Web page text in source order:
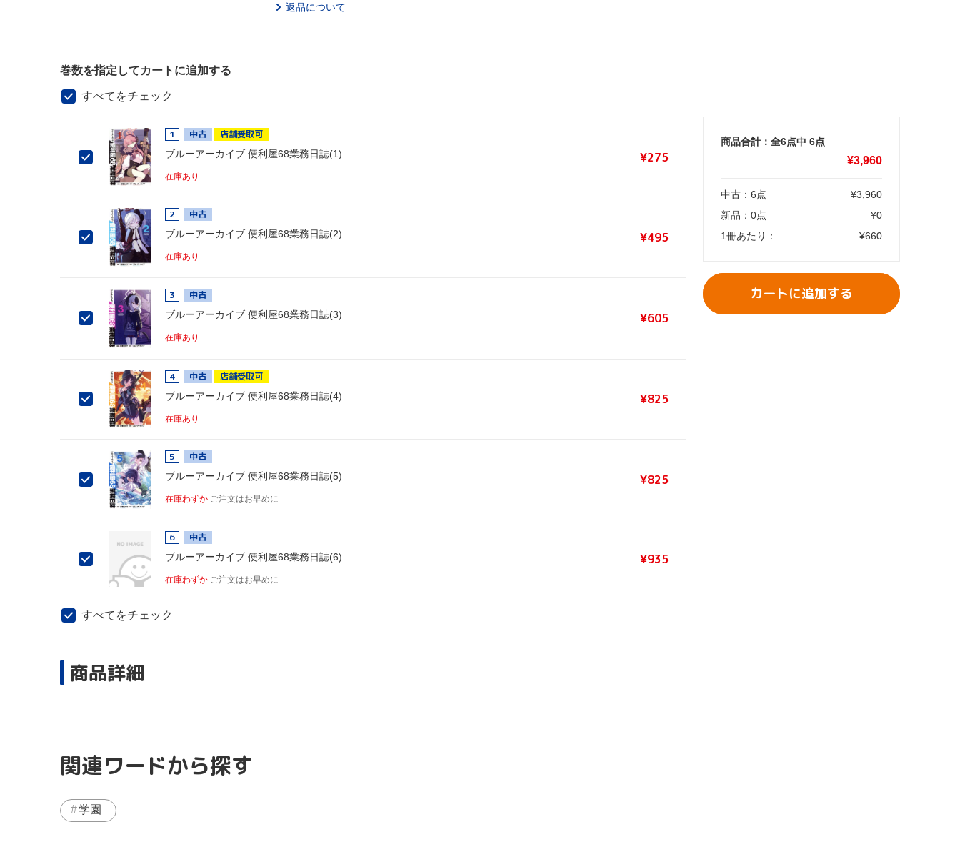
返品について
巻数を指定してカートに追加する
すべてをチェック
1 中古 店舗受取可
ブルーアーカイブ 便利屋68業務日誌(1)
在庫あり
¥275
2 中古
ブルーアーカイブ 便利屋68業務日誌(2)
在庫あり
¥495
3 中古
ブルーアーカイブ 便利屋68業務日誌(3)
在庫あり
¥605
4 中古 店舗受取可
ブルーアーカイブ 便利屋68業務日誌(4)
在庫あり
¥825
5 中古
ブルーアーカイブ 便利屋68業務日誌(5)
在庫わずか ご注文はお早めに
¥825
6 中古
ブルーアーカイブ 便利屋68業務日誌(6)
在庫わずか ご注文はお早めに
¥935
すべてをチェック
商品合計：全6点中 6点
¥3,960
中古： 6点 ¥3,960
新品： 0点 ¥0
1冊あたり：
¥660
カートに追加する
商品詳細
関連ワードから探す
学園